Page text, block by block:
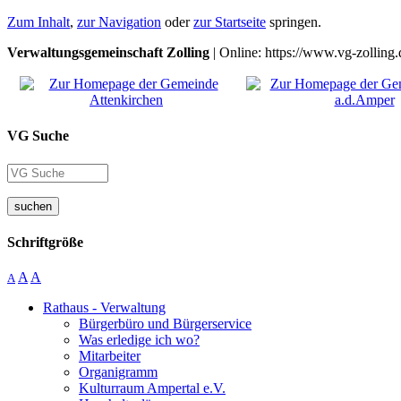
Zum Inhalt, zur Navigation oderzur Startseite springen.
Verwaltungsgemeinschaft Zolling | Online: https://www.vg-
VG Suche
suchen
Schriftgröße
A A A
Rathaus - Verwaltung
Bürgerbüro und Bürgerservice
Was erledige ich wo?
Mitarbeiter
Organigramm
Kulturraum Ampertal e.V.